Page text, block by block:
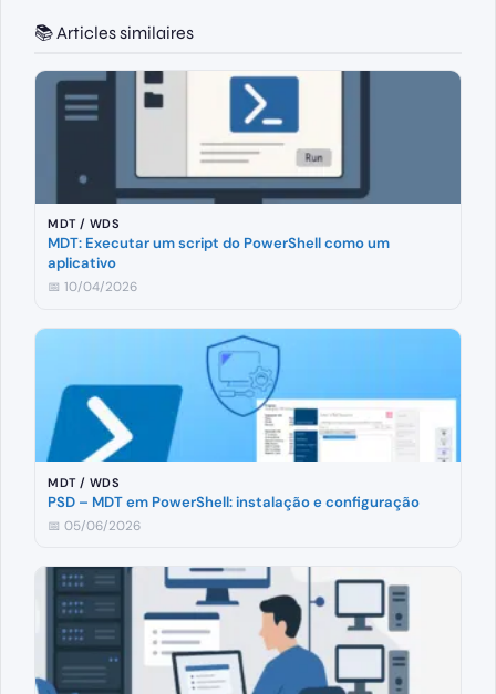
📚 Articles similaires
MDT / WDS
MDT: Executar um script do PowerShell como um
aplicativo
📅 10/04/2026
MDT / WDS
PSD – MDT em PowerShell: instalação e configuração
📅 05/06/2026